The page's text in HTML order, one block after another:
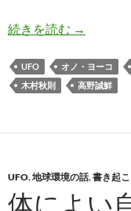
続きを読む 木村秋則
→
UFO オノ・ヨーコ
木村秋則
高野誠鮮
UFO,地球環境の話,書き起
体によい